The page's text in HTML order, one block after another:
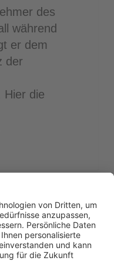
des
während
er dem
der
Hier die